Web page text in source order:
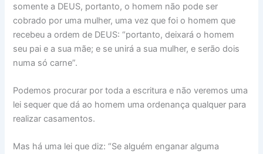
somente a DEUS, portanto, o homem não pode ser
cobrado por uma mulher, uma vez que foi o homem que
recebeu a ordem de DEUS: “portanto, deixará o homem
seu pai e a sua mãe; e se unirá a sua mulher, e serão dois
numa só carne”.
Podemos procurar por toda a escritura e não veremos uma
lei sequer que dá ao homem uma ordenança qualquer para
realizar casamentos.
Mas há uma lei que diz: “Se alguém enganar alguma